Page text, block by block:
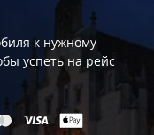
к нужному
успеть на рейс